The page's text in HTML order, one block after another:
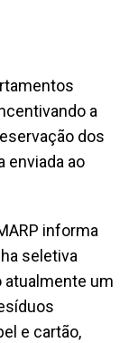
a
dos
enviada ao
informa
seletiva
atualmente um
e cartão,